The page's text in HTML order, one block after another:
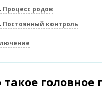
Процесс родов
Постоянный контроль
такое